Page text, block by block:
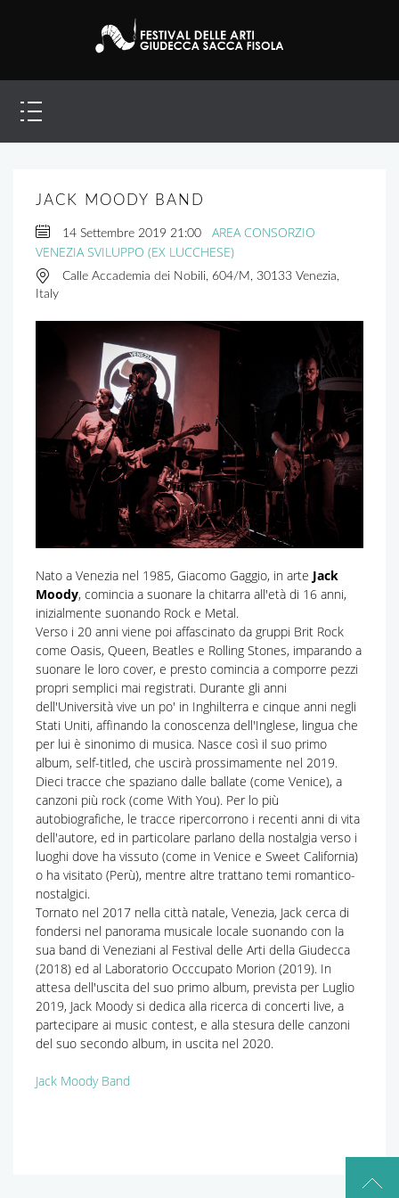
JACK MOODY BAND
14 Settembre 2019 21:00
AREA CONSORZIO
VENEZIA SVILUPPO (EX LUCCHESE)
Calle Accademia dei Nobili, 604/M, 30133 Venezia,
Italy
Nato a Venezia nel 1985, Giacomo Gaggio, in arte Jack
Moody, comincia a suonare la chitarra all'età di 16 anni,
inizialmente suonando Rock e Metal.
Verso i 20 anni viene poi affascinato da gruppi Brit Rock
come Oasis, Queen, Beatles e Rolling Stones, imparando a
suonare le loro cover, e presto comincia a comporre pezzi
propri semplici mai registrati. Durante gli anni
dell'Università vive un po' in Inghilterra e cinque anni negli
Stati Uniti, affinando la conoscenza dell'Inglese, lingua che
per lui è sinonimo di musica. Nasce così il suo primo
album, self-titled, che uscirà prossimamente nel 2019.
Dieci tracce che spaziano dalle ballate (come Venice), a
canzoni più rock (come With You). Per lo più
autobiografiche, le tracce ripercorrono i recenti anni di vita
dell'autore, ed in particolare parlano della nostalgia verso i
luoghi dove ha vissuto (come in Venice e Sweet California)
o ha visitato (Perù), mentre altre trattano temi romantico-
nostalgici.
Tornato nel 2017 nella città natale, Venezia, Jack cerca di
fondersi nel panorama musicale locale suonando con la
sua band di Veneziani al Festival delle Arti della Giudecca
(2018) ed al Laboratorio Occcupato Morion (2019). In
attesa dell'uscita del suo primo album, prevista per Luglio
2019, Jack Moody si dedica alla ricerca di concerti live, a
partecipare ai music contest, e alla stesura delle canzoni
del suo secondo album, in uscita nel 2020.
Jack Moody Band